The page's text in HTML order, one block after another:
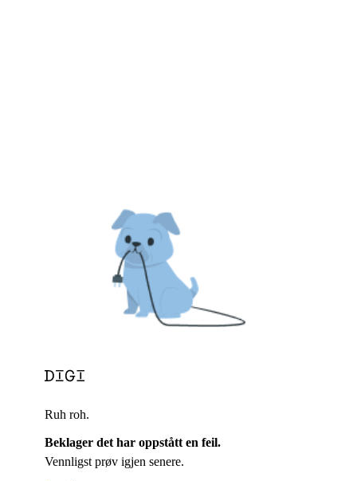
Ruh roh.
Beklager det har oppstått en feil.
Vennligst prøv igjen senere.